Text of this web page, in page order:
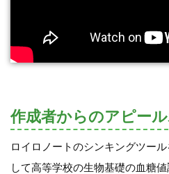
作成者からのアピー
ロイロノートのシンキングツー
して高等学校の生物基礎の血糖